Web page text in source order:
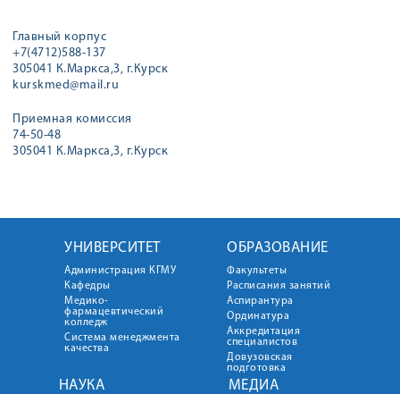
Главный корпус
+7(4712)588-137
305041 К.Маркса,3, г.Курск
kurskmed@mail.ru
Приемная комиссия
74-50-48
305041 К.Маркса,3, г.Курск
УНИВЕРСИТЕТ
Администрация КГМУ
Кафедры
Медико-
фармацевтический
колледж
Система менеджмента
качества
ОБРАЗОВАНИЕ
Факультеты
Расписания занятий
Аспирантура
Ординатура
Аккредитация
специалистов
Довузовская
подготовка
НАУКА МЕДИА